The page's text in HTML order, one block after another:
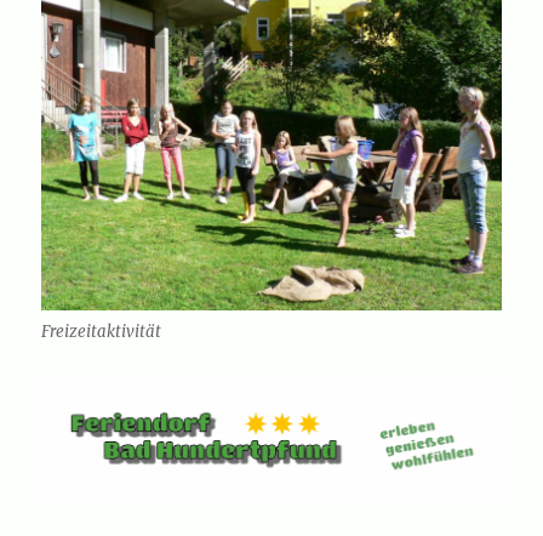
Freizeitaktivität